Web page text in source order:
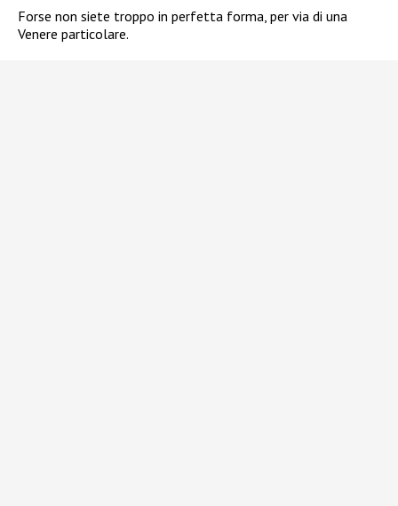
Forse non siete troppo in perfetta forma, per via di una
Venere particolare.